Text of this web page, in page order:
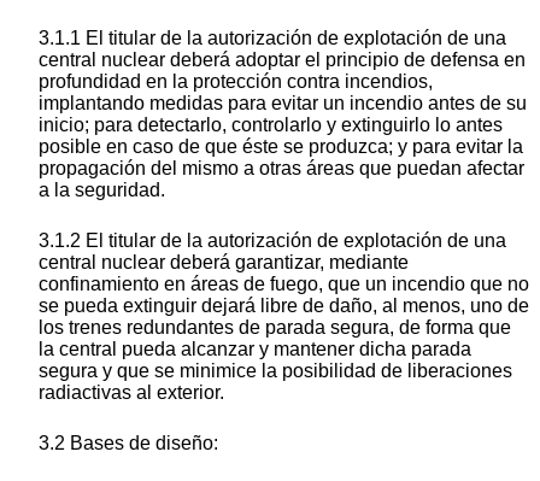
3.1.1 El titular de la autorización de explotación de una
central nuclear deberá adoptar el principio de defensa en
profundidad en la protección contra incendios,
implantando medidas para evitar un incendio antes de su
inicio; para detectarlo, controlarlo y extinguirlo lo antes
posible en caso de que éste se produzca; y para evitar la
propagación del mismo a otras áreas que puedan afectar
a la seguridad.
3.1.2 El titular de la autorización de explotación de una
central nuclear deberá garantizar, mediante
confinamiento en áreas de fuego, que un incendio que no
se pueda extinguir dejará libre de daño, al menos, uno de
los trenes redundantes de parada segura, de forma que
la central pueda alcanzar y mantener dicha parada
segura y que se minimice la posibilidad de liberaciones
radiactivas al exterior.
3.2 Bases de diseño: